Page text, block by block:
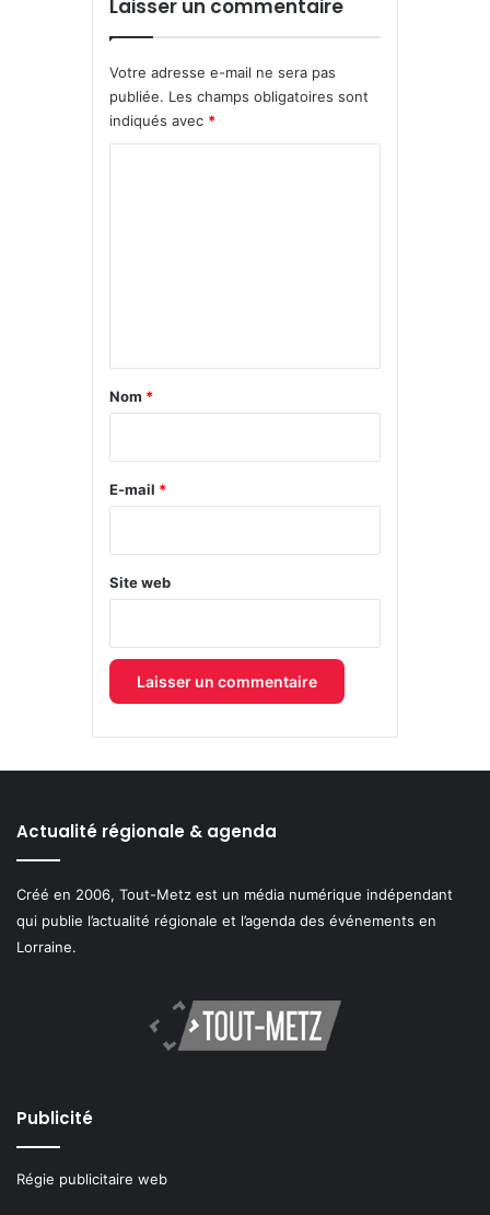
Laisser un commentaire
Votre adresse e-mail ne sera pas
publiée. Les champs obligatoires sont
indiqués avec *
a
e
Nom *
E-mail *
Site web
Actualité régionale & agenda
Créé en 2006, Tout-Metz est un média numérique indépendant
qui publie l’actualité régionale et l’agenda des événements en
Lorraine.
Publicité
Régie publicitaire web